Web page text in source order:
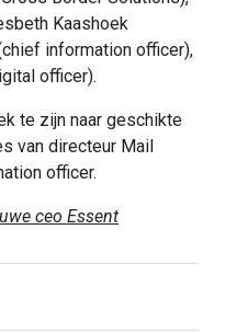
Kaashoek
information officer),
officer).
te zijn naar geschikte
van directeur Mail
officer.
ceo Essent